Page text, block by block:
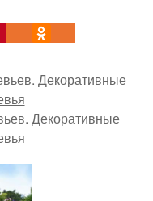
Декоративные